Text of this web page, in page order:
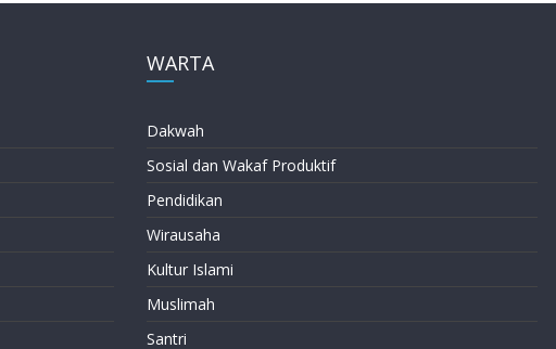
WARTA
Dakwah
Sosial dan Wakaf Produktif
Pendidikan
Wirausaha
Kultur Islami
Muslimah
Santri